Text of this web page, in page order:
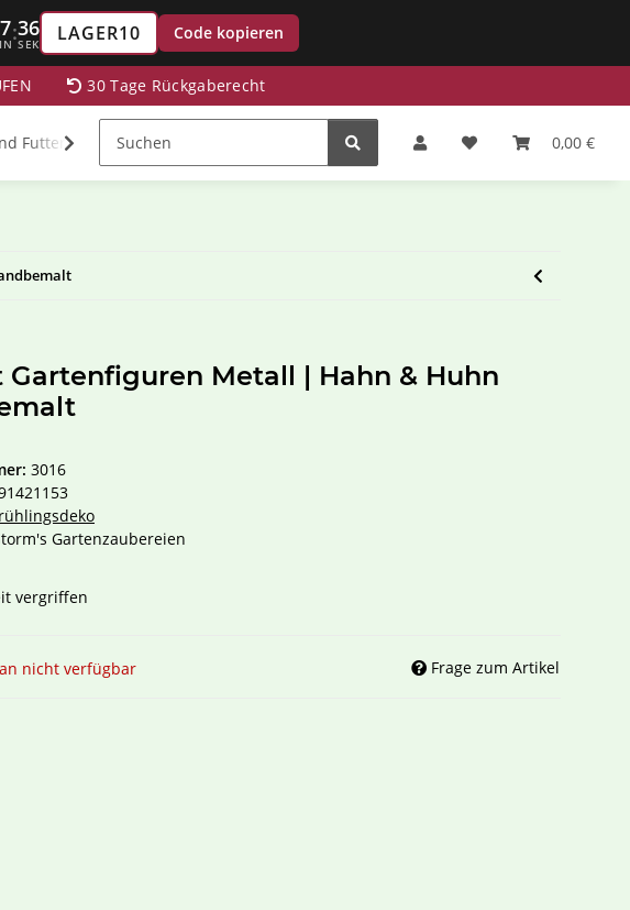
:35
SEK LAGER10 Code kopieren
30 Tage Rückgaberecht
0,00 €
Futterstationen Miniteiche Saisonale Deko
Gartenfiguren Metall | Hahn & Huhn
3016
Gartenzaubereien
vergriffen
nicht verfügbar Frage zum Artikel